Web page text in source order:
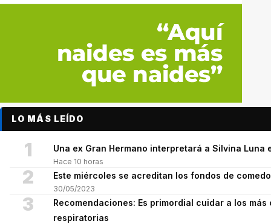
LO MÁS LEÍDO
1 Una ex Gran Hermano interpretará a Silvina
Hace 10 horas
2 Este miércoles se acreditan los fondos de
30/05/2023
3
Recomendaciones: Es primordial cuidar a los
respiratorias